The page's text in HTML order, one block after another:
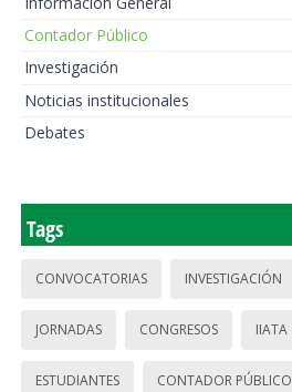
Contador Público
Investigación
Noticias institucionales
Debates
Tags
CONVOCATORIAS INVESTIGACIÓN
JORNADAS CONGRESOS IIATA
ESTUDIANTES CONTADOR PÚBLICO